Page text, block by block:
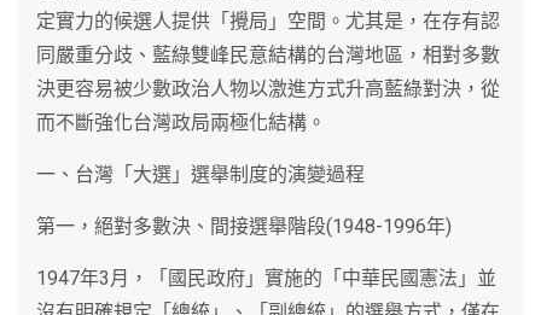
定實力的候選人提供「攪局」空間。尤其是，在存有認
同嚴重分歧、藍綠雙峰民意結構的台灣地區，相對多數
決更容易被少數政治人物以激進方式升高藍綠對決，從
而不斷強化台灣政局兩極化結構。
一、台灣「大選」選舉制度的演變過程
第一，絕對多數決、間接選舉階段(1948-1996年)
1947年3月，「國民政府」實施的「中華民國憲法」並